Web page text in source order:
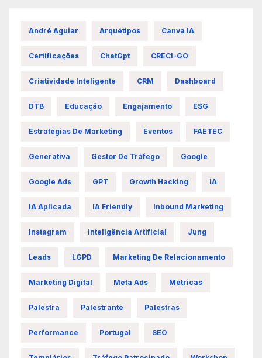
André Aguiar Arquétipos Canva IA
Certificações ChatGpt CRECI-GO
Criatividade Inteligente CRM Dashboard
DTB Educação Engajamento ESG
Estratégias De Marketing Eventos FAETEC
Generativa Gestor De Tráfego Google
Google Ads GPT Growth Hacking IA
IA Aplicada IA Friendly Inbound Marketing
Instagram Inteligência Artificial Jung
Leads LGPD Marketing De Relacionamento
Marketing Digital Meta Ads Métricas
Palestra Palestrante Palestras
Performance Portugal SEO